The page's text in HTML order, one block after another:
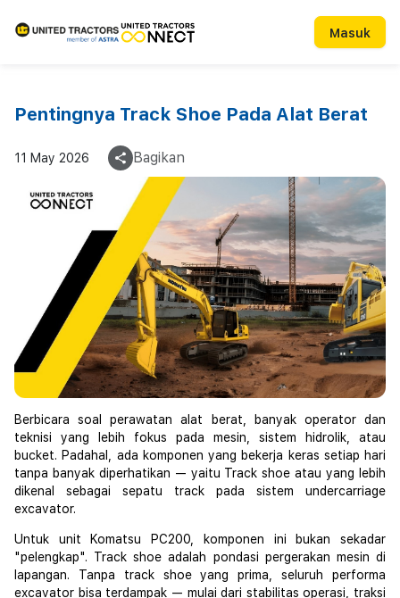
Masuk
Pentingnya Track Shoe Pada Alat Berat
11 May 2026 Bagikan
Berbicara soal perawatan alat berat, banyak operator dan
teknisi yang lebih fokus pada mesin, sistem hidrolik, atau
bucket. Padahal, ada komponen yang bekerja keras setiap hari
tanpa banyak diperhatikan — yaitu Track shoe atau yang lebih
dikenal sebagai sepatu track pada sistem undercarriage
excavator.
Untuk unit Komatsu PC200, komponen ini bukan sekadar
"pelengkap". Track shoe adalah pondasi pergerakan mesin di
lapangan. Tanpa track shoe yang prima, seluruh performa
excavator bisa terdampak — mulai dari stabilitas operasi, traksi